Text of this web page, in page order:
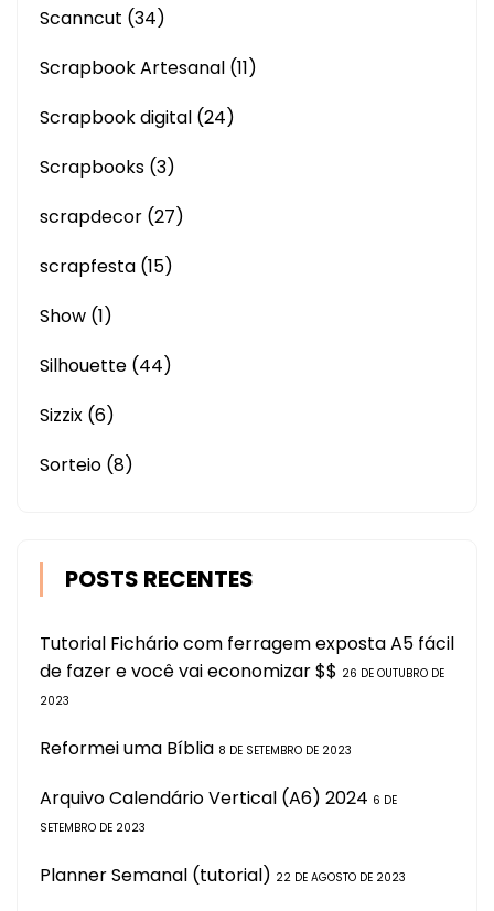
Scanncut (34)
Scrapbook Artesanal (11)
Scrapbook digital (24)
Scrapbooks (3)
scrapdecor (27)
scrapfesta (15)
Show (1)
Silhouette (44)
Sizzix (6)
Sorteio (8)
POSTS RECENTES
Tutorial Fichário com ferragem exposta A5 fácil
de fazer e você vai economizar $$ 26 DE OUTUBRO DE
2023
Reformei uma Bíblia 8 DE SETEMBRO DE 2023
Arquivo Calendário Vertical (A6) 2024 6 DE
SETEMBRO DE 2023
Planner Semanal (tutorial) 22 DE AGOSTO DE 2023